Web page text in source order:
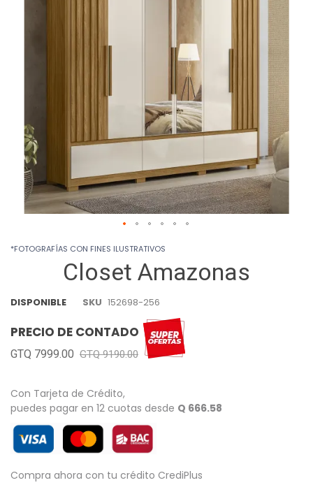
Closet Amazonas
DISPONIBLE SKU 152698-256
PRECIO DE CONTADO
GTQ 7999.00 GTQ 9190.00
Con Tarjeta de Crédito,
puedes pagar en 12 cuotas desde Q 666.58
Compra ahora con tu crédito CrediPlus
to
the
gallery
*FOTOGRAFÍAS CON FINES ILUSTRATIVOS